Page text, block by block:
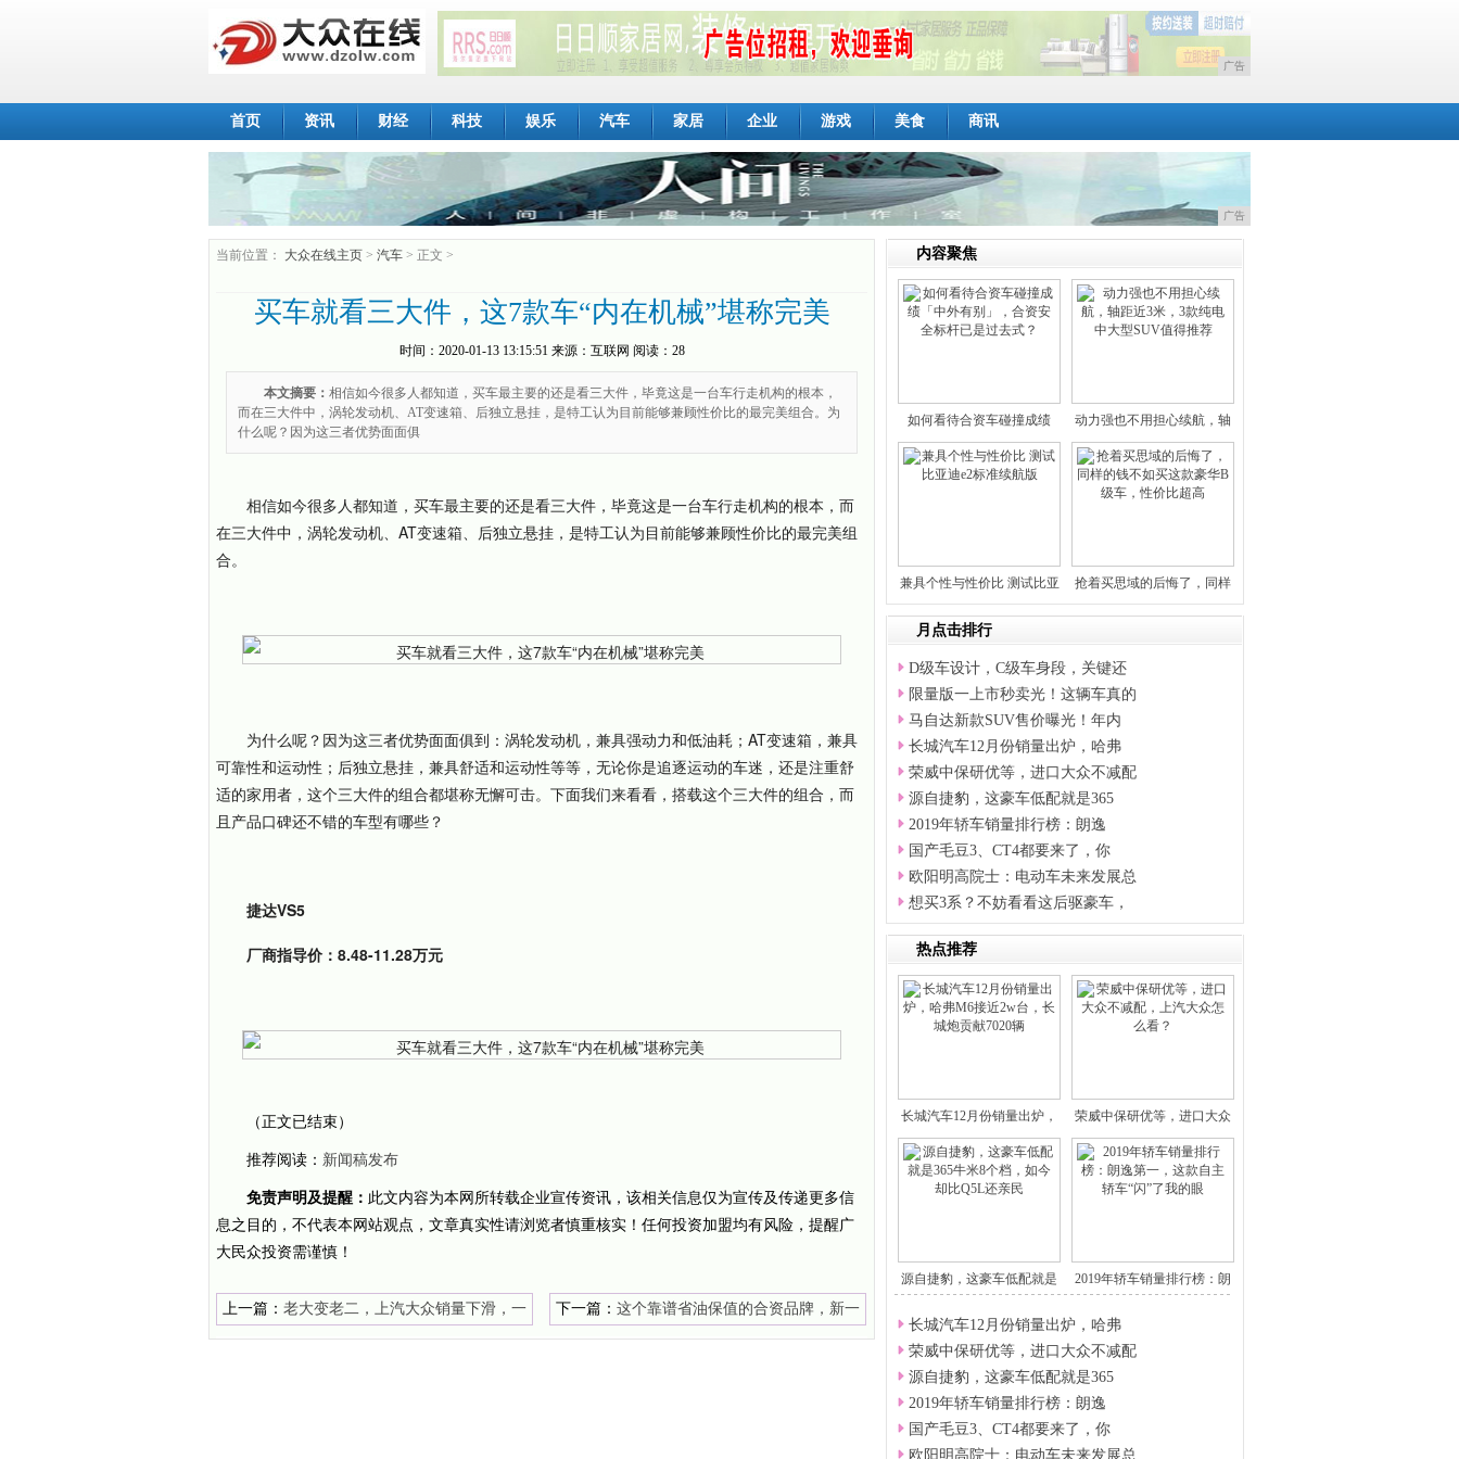
广告
首页 资讯 财经 科技 娱乐 汽车 家居 企业 游戏 美食 商讯
广告
当前位置： 大众在线主页 > 汽车 > 正文 >
买车就看三大件，这7款车“内在机械”堪称完美
时间： 2020-01-13 13:15:51来源： 互联网 阅读：28
本文摘要： 相信如今很多人都知道，买车最主要的还是看三大件，毕竟这是一台车行走机构的根本，
而在三大件中，涡轮发动机、AT变速箱、后独立悬挂，是特工认为目前能够兼顾性价比的最完美组合。为
什么呢？因为这三者优势面面俱
相信如今很多人都知道，买车最主要的还是看三大件，毕竟这是一台车行走机构的根本，而
在三大件中，涡轮发动机、AT变速箱、后独立悬挂，是特工认为目前能够兼顾性价比的最完美组
合。
为什么呢？因为这三者优势面面俱到：涡轮发动机，兼具强动力和低油耗；AT变速箱，兼具
可靠性和运动性；后独立悬挂，兼具舒适和运动性等等，无论你是追逐运动的车迷，还是注重舒
适的家用者，这个三大件的组合都堪称无懈可击。下面我们来看看，搭载这个三大件的组合，而
且产品口碑还不错的车型有哪些？
捷达VS5
厂商指导价：8.48-11.28万元
（正文已结束）
推荐阅读： 新闻稿发布
免责声明及提醒： 此文内容为本网所转载企业宣传资讯，该相关信息仅为宣传及传递更多信
息之目的，不代表本网站观点，文章真实性请浏览者慎重核实！任何投资加盟均有风险，提醒广
大民众投资需谨慎！
上一篇： 老大变老二，上汽大众销量下滑，一
汽-大众成功逆袭
下一篇： 这个靠谱省油保值的合资品牌，新一
年新车扎堆太可怕了
内容聚焦
如何看待合资车碰撞成绩
「中外有
动力强也不用担心续航，轴
距近3
兼具个性与性价比 测试比亚
迪e
抢着买思域的后悔了，同样
的钱不
月点击排行
D级车设计，C级车身段，关键还
限量版一上市秒卖光！这辆车真的
马自达新款SUV售价曝光！年内
长城汽车12月份销量出炉，哈弗
荣威中保研优等，进口大众不减配
源自捷豹，这豪车低配就是365
2019年轿车销量排行榜：朗逸
国产毛豆3、CT4都要来了，你
欧阳明高院士：电动车未来发展总
想买3系？不妨看看这后驱豪车，
热点推荐
长城汽车12月份销量出炉，
哈弗
荣威中保研优等，进口大众
不减配
源自捷豹，这豪车低配就是
2019年轿车销量排行榜：朗
长城汽车12月份销量出炉，哈弗
荣威中保研优等，进口大众不减配
源自捷豹，这豪车低配就是365
2019年轿车销量排行榜：朗逸
国产毛豆3、CT4都要来了，你
欧阳明高院士：电动车未来发展总